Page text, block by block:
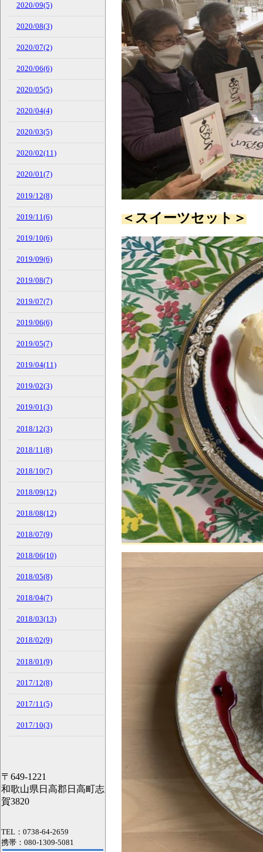
2020/09(5)
2020/08(3)
2020/07(2)
2020/06(6)
2020/05(5)
2020/04(4)
2020/03(5)
2020/02(11)
2020/01(7)
2019/12(8)
2019/11(6)
2019/10(6)
2019/09(6)
2019/08(7)
2019/07(7)
2019/06(6)
2019/05(7)
2019/04(11)
2019/02(3)
2019/01(3)
2018/12(3)
2018/11(8)
2018/10(7)
2018/09(12)
2018/08(12)
2018/07(9)
2018/06(10)
2018/05(8)
2018/04(7)
2018/03(13)
2018/02(9)
2018/01(9)
2017/12(8)
2017/11(5)
2017/10(3)
〒649-1221
和歌山県日高郡日高町志
賀3820
TEL：0738-64-2659
携帯：080-1309-5081
＜スイーツセット＞